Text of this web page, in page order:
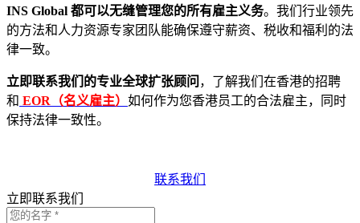
INS Global 都可以无缝管理您的所有雇主义务。我们行业领先
的方法和人力资源专家团队能确保遵守薪资、税收和福利的法
律一致。
立即联系我们的专业全球扩张顾问 ，了解我们在香港的招聘
和 EOR（名义雇主） 如何作为您香港员工的合法雇主，同时
保持法律一致性。
联系我们
立即联系我们